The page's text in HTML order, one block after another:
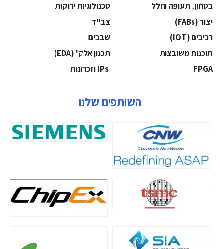
בטחון, תעופה וחלל
‫טכנולוגיות ירוקות‬
‫יצור (‪(FABs‬‬
‫צב"ד‬
‫רכיבים‬ (IOT)
‫שבבים‬
‫תוכנות משובצות‬
‫תכנון אלק' (‪(EDA‬‬
‫‪FPGA‬‬
השותפים שלנו